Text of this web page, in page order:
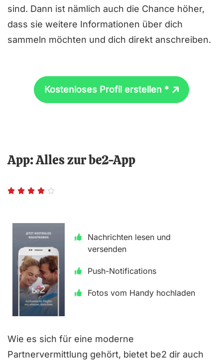
sind. Dann ist nämlich auch die Chance höher,
dass sie weitere Informationen über dich
sammeln möchten und dich direkt anschreiben.
Kostenloses Profil erstellen *
App: Alles zur be2-App
    
r
t
e
t
4
Nachrichten lesen und
versenden
Push-Notifications
Fotos vom Handy hochladen
Wie es sich für eine moderne
Partnervermittlung gehört, bietet be2 dir auch